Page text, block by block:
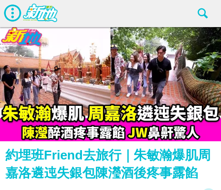
約埋班Friend去旅行｜朱敏瀚爆肌周
嘉洛遴迍失銀包陳瀅酒後疼事露餡